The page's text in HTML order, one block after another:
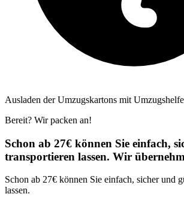
Ausladen der Umzugskartons mit
Bereit? Wir packen an!
Schon ab 27€ können Sie einfach,
transportieren lassen. Wir
Schon ab 27€ können Sie einfach, sicher und
lassen.